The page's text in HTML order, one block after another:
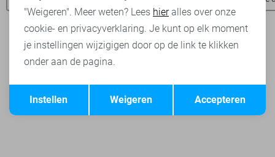
Terug Opslaan
"Weigeren". Meer weten? Lees hieralles over onze
cookie- en privacyverklaring. Je kunt op elk moment
je instellingen wijzigigen door op de link te klikken
onder aan de pagina.
Accepteren
Weigeren
Instellen